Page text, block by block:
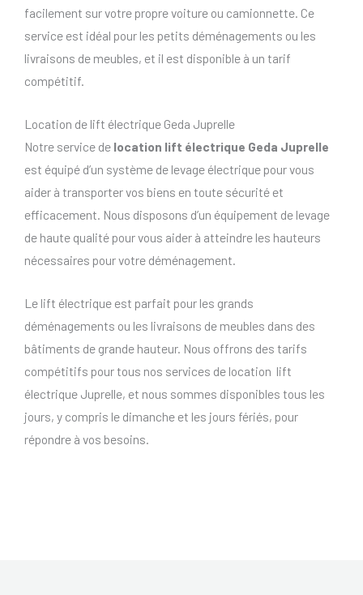
facilement sur votre propre voiture ou camionnette. Ce
service est idéal pour les petits déménagements ou les
livraisons de meubles, et il est disponible à un tarif
compétitif.
Location de lift électrique Geda Juprelle
Notre service de location lift électrique Geda Juprelle
est équipé d’un système de levage électrique pour vous
aider à transporter vos biens en toute sécurité et
efficacement. Nous disposons d’un équipement de levage
de haute qualité pour vous aider à atteindre les hauteurs
nécessaires pour votre déménagement.
Le lift électrique est parfait pour les grands
déménagements ou les livraisons de meubles dans des
bâtiments de grande hauteur. Nous offrons des tarifs
compétitifs pour tous nos services de location lift
électrique Juprelle, et nous sommes disponibles tous les
jours, y compris le dimanche et les jours fériés, pour
répondre à vos besoins.